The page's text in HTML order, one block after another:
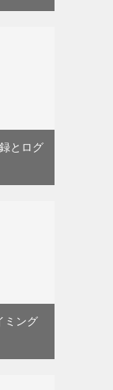
とログ
ミング